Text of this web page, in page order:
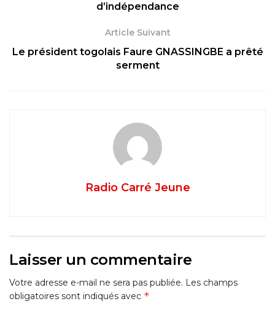
d’indépendance
Article Suivant
Le président togolais Faure GNASSINGBE a prêté
serment
Radio Carré Jeune
Laisser un commentaire
Votre adresse e-mail ne sera pas publiée. Les champs
obligatoires sont indiqués avec *